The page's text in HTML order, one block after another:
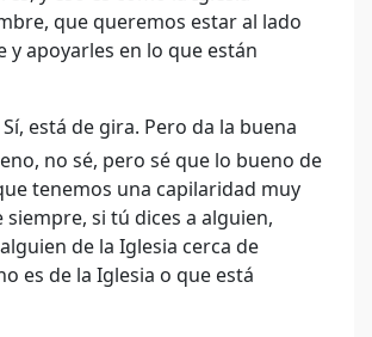
que queremos estar al lado
y apoyarles en lo que están
Sí, está de gira. Pero da la buena
no sé, pero sé que lo bueno de
tenemos una capilaridad muy
siempre, si tú dices a alguien,
de la Iglesia cerca de
es de la Iglesia o que está